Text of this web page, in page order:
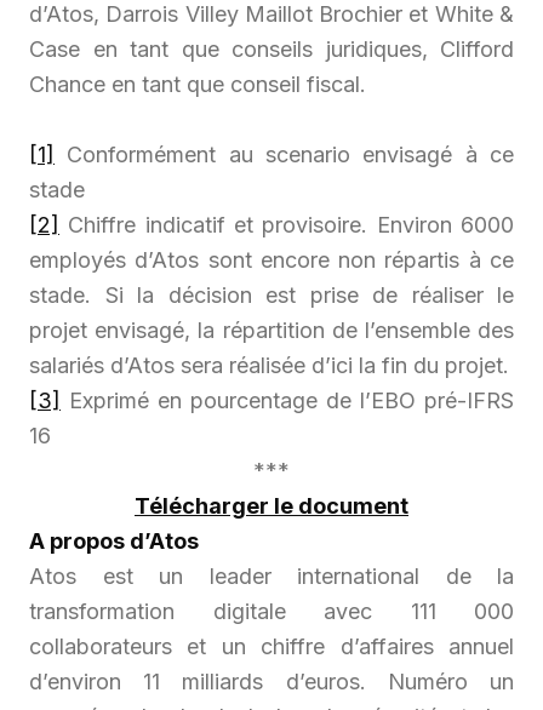
d’Atos, Darrois Villey Maillot Brochier et White &
Case en tant que conseils juridiques, Clifford
Chance en tant que conseil fiscal.
[1]
Conformément au scenario envisagé à ce
stade
[2] Chiffre indicatif et provisoire. Environ 6000
employés d’Atos sont encore non répartis à ce
stade. Si la décision est prise de réaliser le
projet envisagé, la répartition de l’ensemble des
salariés d’Atos sera réalisée d’ici la fin du projet.
[3]
Exprimé en pourcentage de l’EBO pré-IFRS
16
***
Télécharger le document
A propos d’Atos
Atos est un leader international de la
transformation digitale avec 111 000
collaborateurs et un chiffre d’affaires annuel
d’environ 11 milliards d’euros. Numéro un